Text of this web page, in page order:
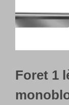
Foret 1